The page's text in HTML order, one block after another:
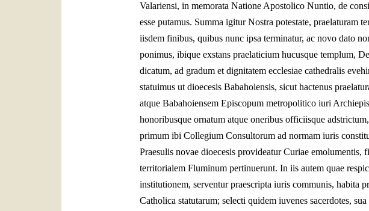
Valariensi, in memorata Natione Apostolico Nuntio, de
esse putamus. Summa igitur Nostra potestate, praelaturam
iisdem finibus, quibus nunc ipsa terminatur, ac novo dato
ponimus, ibique exstans praelaticium hucusque templum,
dicatum, ad gradum et dignitatem ecclesiae cathedralis
statuimus ut dioecesis Babahoiensis, sicut hactenus
atque Babahoiensem Episcopum metropolitico iuri
honoribusque ornatum atque oneribus officiisque
primum ibi Collegium Consultorum ad normam iuris
Praesulis novae dioecesis provideatur Curiae
territorialem Fluminum pertinuerunt. In iis autem quae
institutionem, serventur praescripta iuris communis, habita
Catholica statutarum; selecti quidem iuvenes sacerdotes,